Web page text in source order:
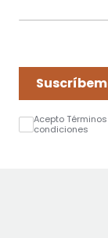
Acepto
condiciones